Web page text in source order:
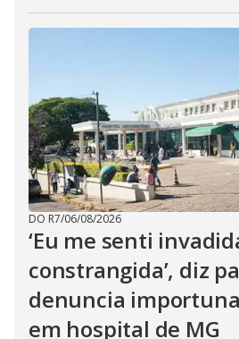
DO R7/06/08/2026
‘Eu me senti
constrangida’, diz
denuncia
em hospital de MG